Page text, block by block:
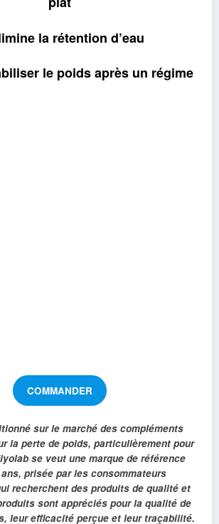
la rétention d’eau
le poids après un régime
COMMANDER
sur le marché des compléments
la perte de poids, particulièrement pour
se veut une marque de référence
prisée par les consommateurs
recherchent des produits de qualité et
sont appréciés pour la qualité de
leur efficacité perçue et leur traçabilité.